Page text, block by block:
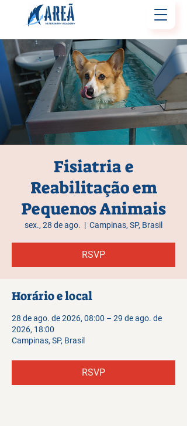
Fisiatria e
Reabilitação em
Pequenos Animais
sex., 28 de ago.
  |
Campinas, SP, Brasil
RSVP
Horário e local
28 de ago. de 2026, 08:00 – 29 de ago. de
2026, 18:00
Campinas, SP, Brasil
RSVP